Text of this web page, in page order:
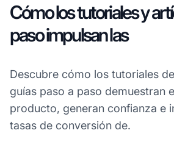
Cómo los tutoriales y
paso impulsan las
Descubre cómo los tutoriales
guías paso a paso demuestran
producto, generan confianza e
tasas de conversión de.